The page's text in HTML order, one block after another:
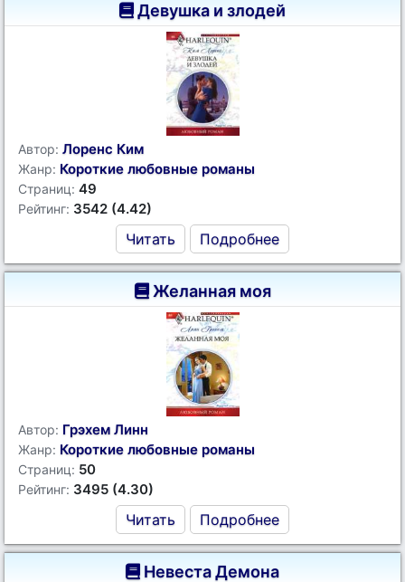
Девушка и злодей
Автор: Лоренс Ким
Жанр: Короткие любовные романы
Страниц: 49
Рейтинг: 3542 (4.42)
Читать Подробнее
Желанная моя
Автор: Грэхем Линн
Жанр: Короткие любовные романы
Страниц: 50
Рейтинг: 3495 (4.30)
Читать Подробнее
Невеста Демона